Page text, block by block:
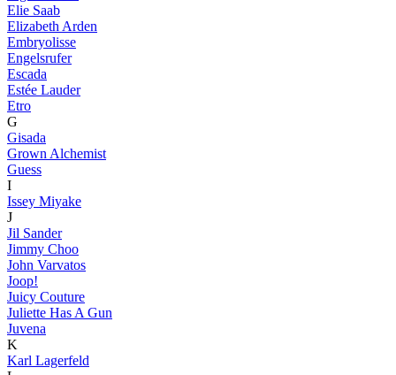
Elie Saab
Elizabeth Arden
Embryolisse
Engelsrufer
Escada
Estée Lauder
Etro
G
Gisada
Grown Alchemist
Guess
I
Issey Miyake
J
Jil Sander
Jimmy Choo
John Varvatos
Joop!
Juicy Couture
Juliette Has A Gun
Juvena
K
Karl Lagerfeld